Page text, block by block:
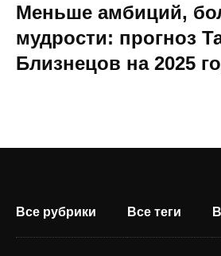
Меньше амбиций,
мудрости: прогноз
Близнецов на 2025
Все рубрики Все теги